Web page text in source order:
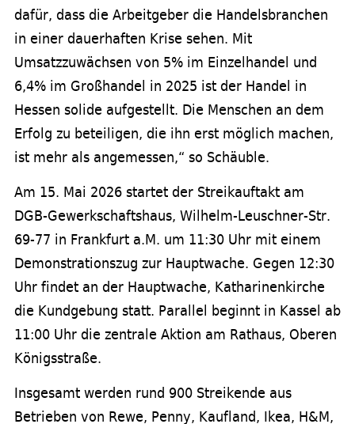
dafür, dass die Arbeitgeber die Handelsbranchen
in einer dauerhaften Krise sehen. Mit
Umsatzzuwächsen von 5% im Einzelhandel und
6,4% im Großhandel in 2025 ist der Handel in
Hessen solide aufgestellt. Die Menschen an dem
Erfolg zu beteiligen, die ihn erst möglich machen,
ist mehr als angemessen,“ so Schäuble.
Am 15. Mai 2026 startet der Streikauftakt am
DGB-Gewerkschaftshaus, Wilhelm-Leuschner-Str.
69-77 in Frankfurt a.M. um 11:30 Uhr mit einem
Demonstrationszug zur Hauptwache. Gegen 12:30
Uhr findet an der Hauptwache, Katharinenkirche
die Kundgebung statt. Parallel beginnt in Kassel ab
11:00 Uhr die zentrale Aktion am Rathaus, Oberen
Königsstraße.
Insgesamt werden rund 900 Streikende aus
Betrieben von Rewe, Penny, Kaufland, Ikea, H&M,